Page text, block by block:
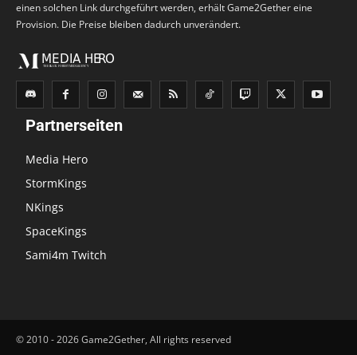
einen solchen Link durchgeführt werden, erhält Game2Gether eine
Provision. Die Preise bleiben dadurch unverändert.
Partnerseiten
Media Hero
StormKings
NKings
SpaceKings
Sami4m Twitch
© 2010 - 2026 Game2Gether, All rights reserved